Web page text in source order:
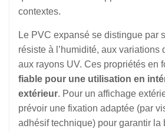
contextes.
Le PVC expansé se distingue par
résiste à l’humidité, aux variations
aux rayons UV. Ces propriétés en
fiable pour une utilisation en
extérieur. Pour un affichage
prévoir une fixation adaptée (par
adhésif technique) pour garantir la